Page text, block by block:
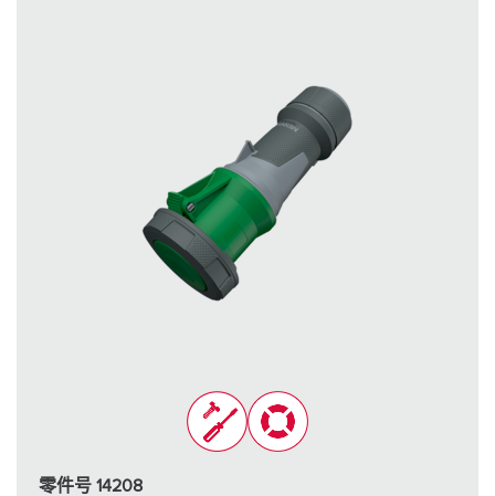
零件号 14208